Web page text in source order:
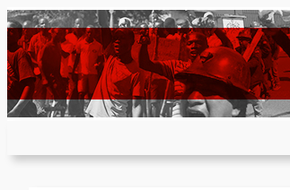
Zum
Inhalt
springen